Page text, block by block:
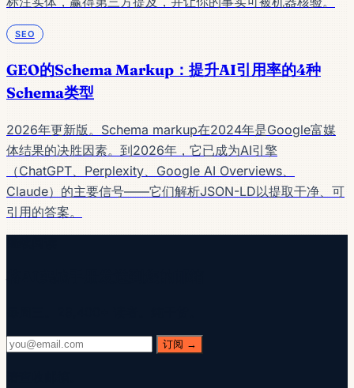
SEO
GEO的Schema Markup：提升AI引用率的4种
Schema类型
2026年更新版。Schema markup在2024年是Google富媒
体结果的决胜因素。到2026年，它已成为AI引擎
（ChatGPT、Perplexity、Google AI Overviews、
Claude）的主要信号——它们解析JSON-LD以提取干净、可
引用的答案。
订阅 →